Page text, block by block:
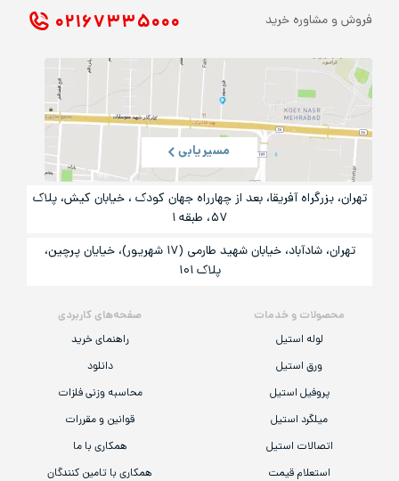
محصولات و خدمات
لوله استیل
ورق استیل
پروفیل استیل
میلگرد استیل
اتصالات استیل
استعلام قیمت
صفحه‌های کاربردی
راهنمای خرید
دانلود
محاسبه وزنی فلزات
قوانین و مقررات
همکاری با ما
همکاری با تامین کنندگان
فروش و مشاوره خرید ۰۲۱ ۶۷۳۳۵۰۰۰
مسیریابی
تهران، بزرگراه آفریقا، بعد از چهارراه جهان کودک ، خیابان کیش، پلاک
۵۷، طبقه ۱
تهران، شادآباد، خیابان شهید طارمی (۱۷ شهریور)، خیایان پرچین،
پلاک ۱۰۱